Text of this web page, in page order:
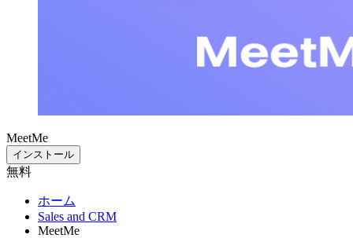
MeetMe
インストール
無料
ホーム
Sales and CRM
MeetMe